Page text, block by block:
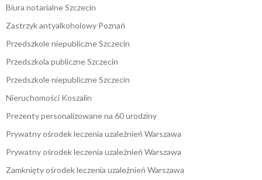
Biura notarialne Szczecin
Zastrzyk antyalkoholowy Poznań
Przedszkole niepubliczne Szczecin
Przedszkola publiczne Szczecin
Przedszkole niepubliczne Szczecin
Nieruchomości Koszalin
Prezenty personalizowane na 60 urodziny
Prywatny ośrodek leczenia uzależnień Warszawa
Prywatny ośrodek leczenia uzależnień Warszawa
Zamknięty ośrodek leczenia uzależnień Warszawa